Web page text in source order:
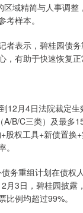
域精简与人事调整
样本。
表示，碧桂园债务
有助于快速恢复正
月4日法院裁定生
B/C三类）及最多
权工具+新债置换
重组计划在债权
3日，碧桂园披
例均超过99%。